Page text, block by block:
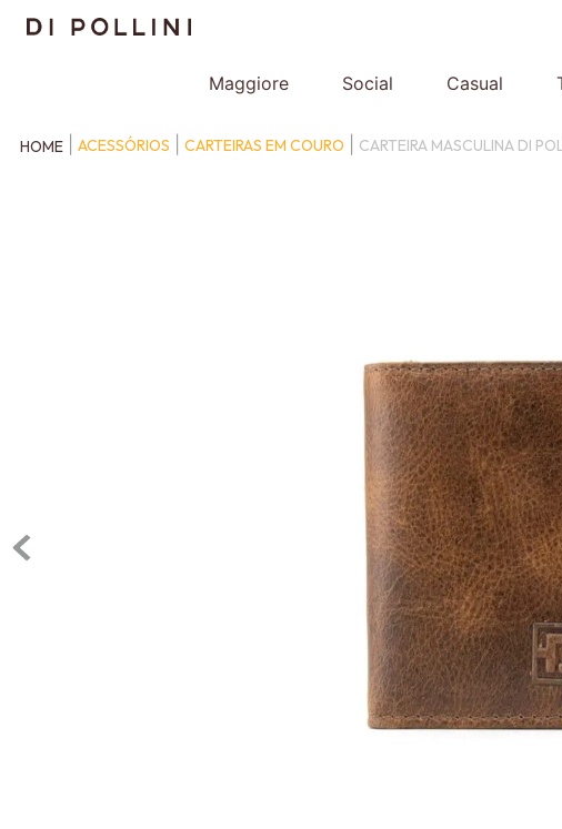
Maggiore Social Casual
ACESSÓRIOS CARTEIRAS EM COURO CARTEIRA MASCULINA DI